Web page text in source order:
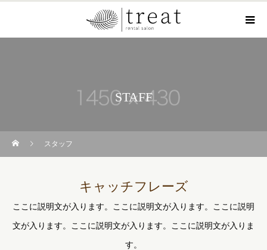
STAFF
スタッフ
キャッチフレーズ
ここに説明文が入ります。ここに説明文が入ります。ここに説明
文が入ります。ここに説明文が入ります。ここに説明文が入りま
す。